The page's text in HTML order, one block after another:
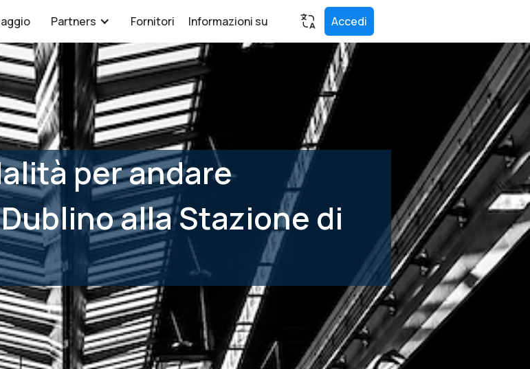
Partners Fornitori Informazioni su Accedi
per andare
alla Stazione di